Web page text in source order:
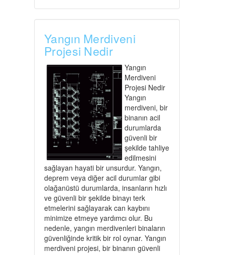
Yangın Merdiveni
Projesi Nedir
Yangın
Merdiveni
Projesi Nedir
Yangın
merdiveni, bir
binanın acil
durumlarda
güvenli bir
şekilde tahliye
edilmesini
sağlayan hayati bir unsurdur. Yangın,
deprem veya diğer acil durumlar gibi
olağanüstü durumlarda, insanların hızlı
ve güvenli bir şekilde binayı terk
etmelerini sağlayarak can kaybını
minimize etmeye yardımcı olur. Bu
nedenle, yangın merdivenleri binaların
güvenliğinde kritik bir rol oynar. Yangın
merdiveni projesi, bir binanın güvenli